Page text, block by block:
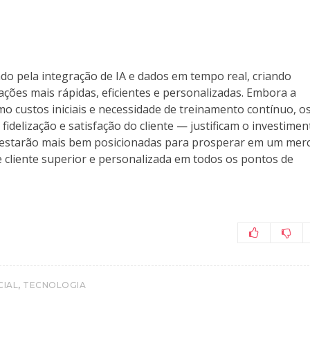
pela integração de IA e dados em tempo real, criando
mais rápidas, eficientes e personalizadas. Embora a
custos iniciais e necessidade de treinamento contínuo,
e satisfação do cliente — justificam o
mais bem posicionadas para prosperar em um
superior e personalizada em todos os pontos de
, TECNOLOGIA